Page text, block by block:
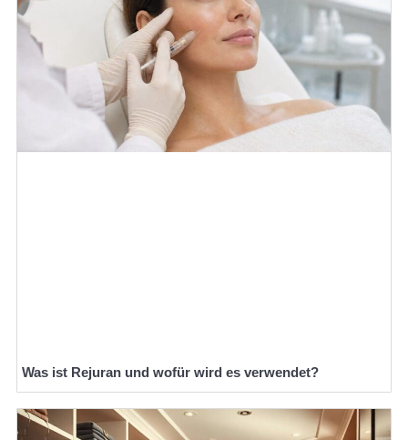
Was ist Rejuran und wofür wird es verwendet?